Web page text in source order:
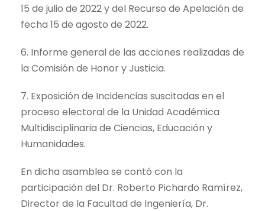
15 de julio de 2022 y del Recurso de Apelación de
fecha 15 de agosto de 2022.
6. Informe general de las acciones realizadas de
la Comisión de Honor y Justicia.
7. Exposición de Incidencias suscitadas en el
proceso electoral de la Unidad Académica
Multidisciplinaria de Ciencias, Educación y
Humanidades.
En dicha asamblea se contó con la
participación del Dr. Roberto Pichardo Ramírez,
Director de la Facultad de Ingeniería, Dr.